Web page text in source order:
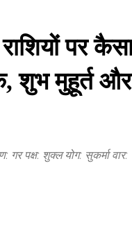
बात
पर
शुभ मुहूर्त और
पक्ष: शुक्ल योग: सुकर्मा वार: